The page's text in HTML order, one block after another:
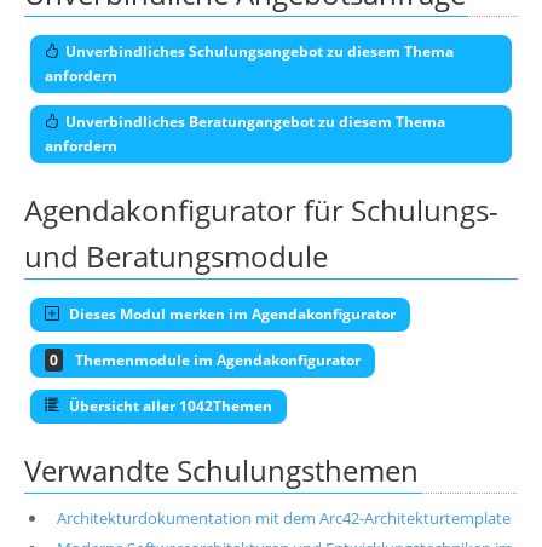
Unverbindliches Schulungsangebot zu diesem Thema
anfordern
Unverbindliches Beratungangebot zu diesem Thema
anfordern
Agendakonfigurator für Schulungs-
und Beratungsmodule
Dieses Modul merken im Agendakonfigurator
0 Themenmodule im Agendakonfigurator
Übersicht aller 1042Themen
Verwandte Schulungsthemen
Architekturdokumentation mit dem Arc42-Architekturtemplate